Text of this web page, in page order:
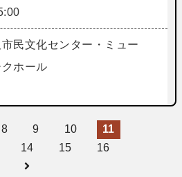
市民文化センター・ミュー
ホール
8 9 10
11
14 15 16